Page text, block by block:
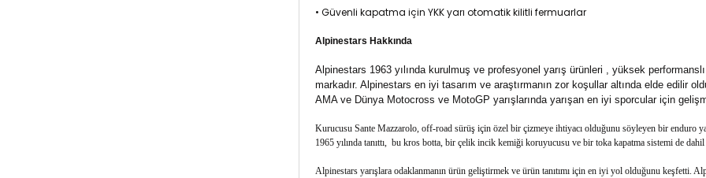
• Güvenli kapatma için YKK yarı otomatik kilitli fermuarlar
Alpinestars Hakkında
Alpinestars 1963 yılında kurulmuş ve profesyonel yarış ürünleri , yüksek
markadır. Alpinestars en iyi tasarım ve araştırmanın zor koşullar altında elde edilir
AMA ve Dünya Motocross ve MotoGP yarışlarında yarışan en iyi sporcular için
Kurucusu Sante Mazzarolo, off-road sürüş için özel bir çizmeye ihtiyacı olduğunu söyleyen bir enduro
1965 yılında tanıttı, bu kros botta, bir çelik incik kemiği koruyucusu ve bir toka kapatma sistemi de
Alpinestars yarışlara odaklanmanın ürün geliştirmek ve ürün tanıtımı için en iyi yol olduğunu keşfetti.